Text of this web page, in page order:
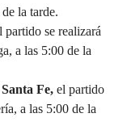
la tarde.
partido se realizará
a las 5:00 de la
Fe, el partido
a las 5:00 de la